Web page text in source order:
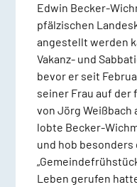
Edwin Becker-
pfälzischen
angestellt werden
Vakanz- und
bevor er seit
seiner Frau auf
von Jörg Weißbach
lobte Becker-
und hob
Leben gerufen